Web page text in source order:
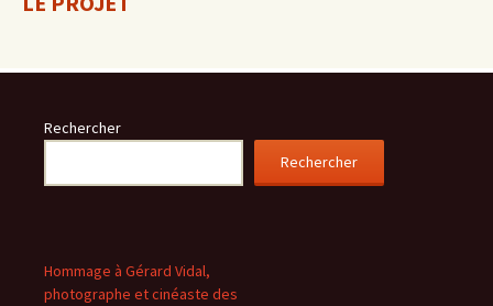
Rechercher
Rechercher
Hommage à Gérard Vidal,
photographe et cinéaste des